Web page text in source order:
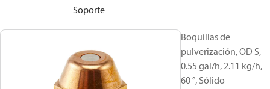
Soporte
Boquillas de
pulverización, OD S,
0.55 gal/h, 2.11 kg/h,
60 °, Sólido